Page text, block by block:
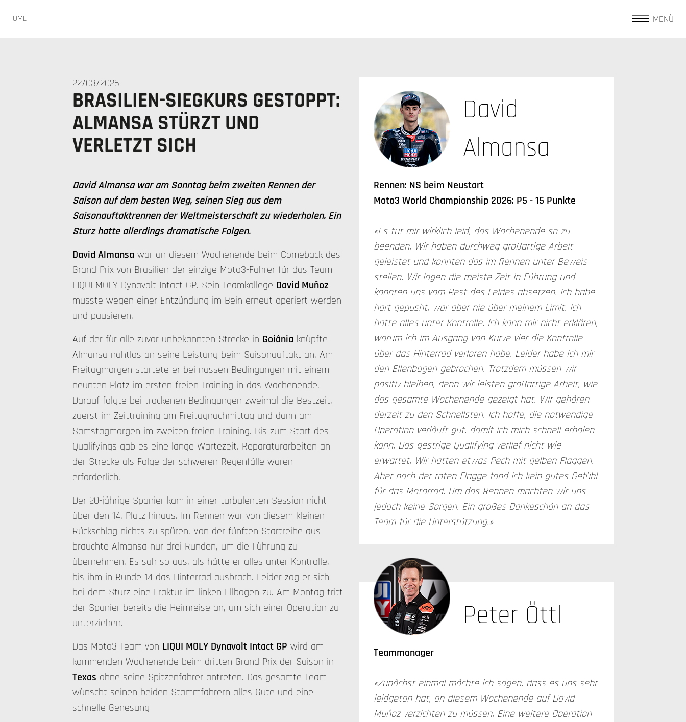
HOME MENÜ
22/03/2026
BRASILIEN-SIEGKURS GESTOPPT:
ALMANSA STÜRZT UND
VERLETZT SICH
David Almansa war am Sonntag beim zweiten Rennen der
Saison auf dem besten Weg, seinen Sieg aus dem
Saisonauftaktrennen der Weltmeisterschaft zu wiederholen. Ein
Sturz hatte allerdings dramatische Folgen.
David Almansa war an diesem Wochenende beim Comeback des
Grand Prix von Brasilien der einzige Moto3-Fahrer für das Team
LIQUI MOLY Dynavolt Intact GP. Sein Teamkollege David Muñoz
musste wegen einer Entzündung im Bein erneut operiert werden
und pausieren.
Auf der für alle zuvor unbekannten Strecke in Goiânia knüpfte
Almansa nahtlos an seine Leistung beim Saisonauftakt an. Am
Freitagmorgen startete er bei nassen Bedingungen mit einem
neunten Platz im ersten freien Training in das Wochenende.
Darauf folgte bei trockenen Bedingungen zweimal die Bestzeit,
zuerst im Zeittraining am Freitagnachmittag und dann am
Samstagmorgen im zweiten freien Training. Bis zum Start des
Qualifyings gab es eine lange Wartezeit. Reparaturarbeiten an
der Strecke als Folge der schweren Regenfälle waren
erforderlich.
Der 20-jährige Spanier kam in einer turbulenten Session nicht
über den 14. Platz hinaus. Im Rennen war von diesem kleinen
Rückschlag nichts zu spüren. Von der fünften Startreihe aus
brauchte Almansa nur drei Runden, um die Führung zu
übernehmen. Es sah so aus, als hätte er alles unter Kontrolle,
bis ihm in Runde 14 das Hinterrad ausbrach. Leider zog er sich
bei dem Sturz eine Fraktur im linken Ellbogen zu. Am Montag tritt
der Spanier bereits die Heimreise an, um sich einer Operation zu
unterziehen.
Das Moto3-Team von LIQUI MOLY Dynavolt Intact GP wird am
kommenden Wochenende beim dritten Grand Prix der Saison in
Texas ohne seine Spitzenfahrer antreten. Das gesamte Team
wünscht seinen beiden Stammfahrern alles Gute und eine
schnelle Genesung!
David
Almansa
Rennen: NS beim Neustart
Moto3 World Championship 2026: P5 - 15 Punkte
«Es tut mir wirklich leid, das Wochenende so zu
beenden. Wir haben durchweg großartige Arbeit
geleistet und konnten das im Rennen unter Beweis
stellen. Wir lagen die meiste Zeit in Führung und
konnten uns vom Rest des Feldes absetzen. Ich habe
hart gepusht, war aber nie über meinem Limit. Ich
hatte alles unter Kontrolle. Ich kann mir nicht erklären,
warum ich im Ausgang von Kurve vier die Kontrolle
über das Hinterrad verloren habe. Leider habe ich mir
den Ellenbogen gebrochen. Trotzdem müssen wir
positiv bleiben, denn wir leisten großartige Arbeit, wie
das gesamte Wochenende gezeigt hat. Wir gehören
derzeit zu den Schnellsten. Ich hoffe, die notwendige
Operation verläuft gut, damit ich mich schnell erholen
kann. Das gestrige Qualifying verlief nicht wie
erwartet. Wir hatten etwas Pech mit gelben Flaggen.
Aber nach der roten Flagge fand ich kein gutes Gefühl
für das Motorrad. Um das Rennen machten wir uns
jedoch keine Sorgen. Ein großes Dankeschön an das
Team für die Unterstützung.»
Peter Öttl
Teammanager
«Zunächst einmal möchte ich sagen, dass es uns sehr
leidgetan hat, an diesem Wochenende auf David
Muñoz verzichten zu müssen. Eine weitere Operation